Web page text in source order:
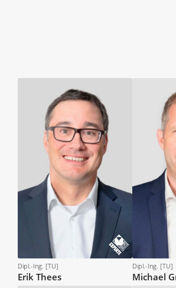
Dipl.-Ing. [TU]
Erik Thees
Dipl.-Ing. [TU]
Michael